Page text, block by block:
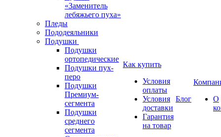
«Заменитель
лебяжьего пуха»
Пледы
Пододеяльники
Подушки
Подушки
ортопедические
Подушки пух-
перо
Подушки
Премиум-
сегмента
Подушки
среднего
сегмента
Как купить
Условия
оплаты
Условия
доставки
Гарантия
на товар
Блог
О